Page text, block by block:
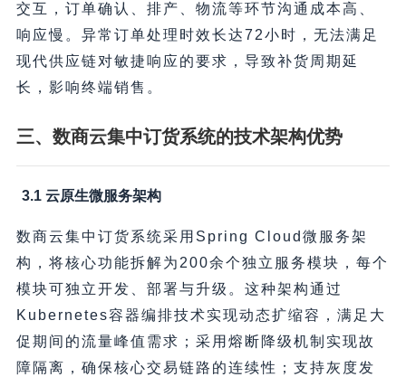
交互，订单确认、排产、物流等环节沟通成本高、
响应慢。异常订单处理时效长达72小时，无法满足
现代供应链对敏捷响应的要求，导致补货周期延
长，影响终端销售。
三、数商云集中订货系统的技术架构优势
3.1 云原生微服务架构
数商云集中订货系统采用Spring Cloud微服务架
构，将核心功能拆解为200余个独立服务模块，每个
模块可独立开发、部署与升级。这种架构通过
Kubernetes容器编排技术实现动态扩缩容，满足大
促期间的流量峰值需求；采用熔断降级机制实现故
障隔离，确保核心交易链路的连续性；支持灰度发